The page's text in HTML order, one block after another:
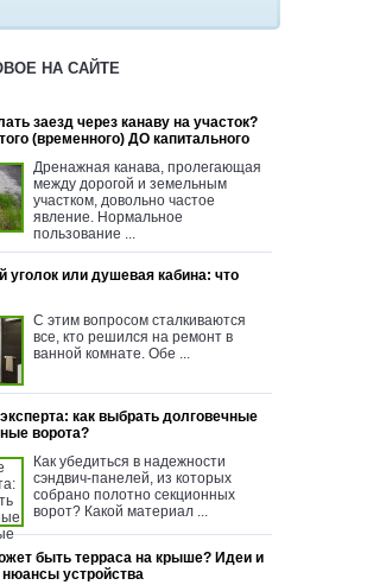
НА САЙТЕ
заезд через канаву на участок?
(временного) ДО капитального
Дренажная канава, пролегающая
между дорогой и земельным
участком, довольно частое
явление. Нормальное
пользование ...
уголок или душевая кабина: что
С этим вопросом сталкиваются
все, кто решился на ремонт в
ванной комнате. Обе ...
как выбрать долговечные
ворота?
Как убедиться в надежности
сэндвич-панелей, из которых
собрано полотно секционных
ворот? Какой материал ...
быть терраса на крыше? Идеи и
устройства